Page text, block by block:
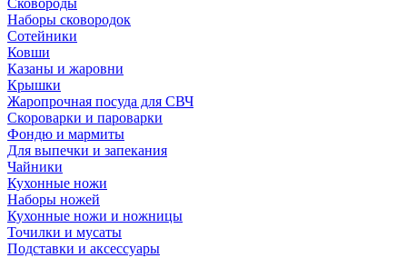
Сковороды
Наборы сковородок
Сотейники
Ковши
Казаны и жаровни
Крышки
Жаропрочная посуда для СВЧ
Скороварки и пароварки
Фондю и мармиты
Для выпечки и запекания
Чайники
Кухонные ножи
Наборы ножей
Кухонные ножи и ножницы
Точилки и мусаты
Подставки и аксессуары